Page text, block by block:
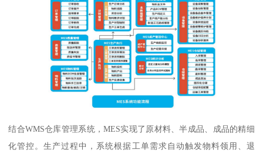
结合WMS仓库管理系统，MES实现了原材料、半成品、成品的精细
化管控。生产过程中，系统根据工单需求自动触发物料领用、退